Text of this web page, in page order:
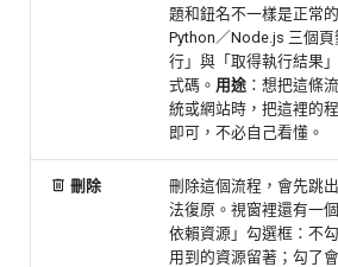
題和鈕名不一樣是正常
Python／Node.js 三個
行」與「取得執行結果
式碼。 用途：想把這條
統或網站時，把這裡的
即可，不必自己看懂。
刪除
刪除這個流程，會先跳
法復原。視窗裡還有一個
依賴資源」勾選框：不
用到的資源留著；勾了